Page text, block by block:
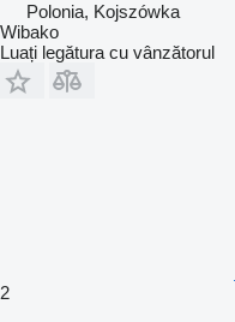
Polonia, Kojszówka
Wibako
Luați legătura cu vânzătorul
2